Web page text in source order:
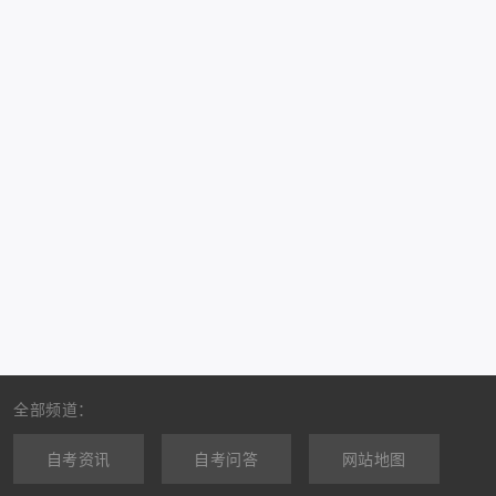
全部频道：
自考资讯 自考问答 网站地图